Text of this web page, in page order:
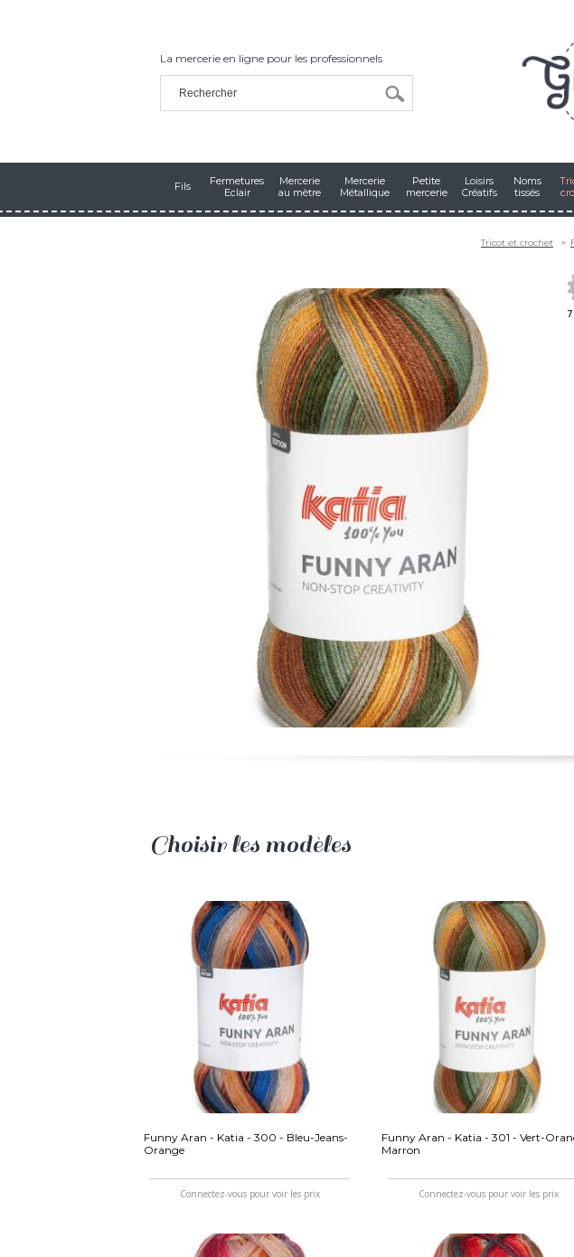
La mercerie en ligne pour les professionnels
Fils
Fermetures
Eclair
Mercerie
au mètre
Mercerie
Métallique
Petite
mercerie
Loisirs
Créatifs
Noms
tissés
Tricot et crochet
Choisir les modèles
Funny Aran - Katia - 300 - Bleu-Jeans-
Orange
Connectez-vous pour voir les prix
Funny Aran - Katia - 301 - Vert-
Marron
Connectez-vous pour voir les prix